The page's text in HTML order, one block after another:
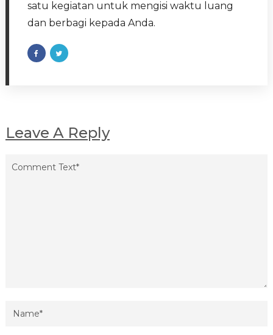
satu kegiatan untuk mengisi waktu luang
dan berbagi kepada Anda.
Leave A Reply